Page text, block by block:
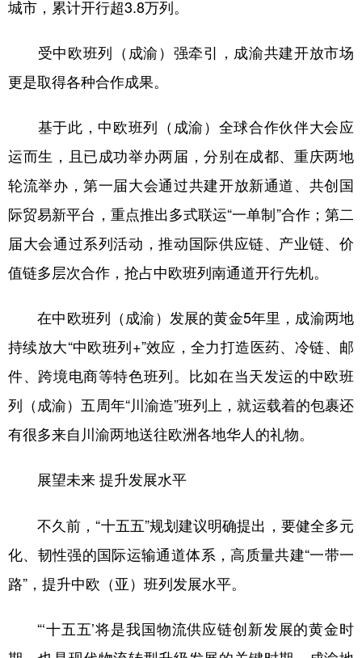
城市，累计开行超3.8万列。
受中欧班列（成渝）强牵引，成渝共建开放市场
更是取得各种合作成果。
基于此，中欧班列（成渝）全球合作伙伴大会应
运而生，且已成功举办两届，分别在成都、重庆两地
轮流举办，第一届大会通过共建开放新通道、共创国
际贸易新平台，重点推出多式联运“一单制”合作；第二
届大会通过系列活动，推动国际供应链、产业链、价
值链多层次合作，抢占中欧班列南通道开行先机。
在中欧班列（成渝）发展的黄金5年里，成渝两地
持续放大“中欧班列+”效应，全力打造医药、冷链、邮
件、跨境电商等特色班列。比如在当天发运的中欧班
列（成渝）五周年“川渝造”班列上，就运载着的包裹还
有很多来自川渝两地送往欧洲各地华人的礼物。
展望未来 提升发展水平
不久前，“十五五”规划建议明确提出，要健全多元
化、韧性强的国际运输通道体系，高质量共建“一带一
路”，提升中欧（亚）班列发展水平。
“‘十五五’将是我国物流供应链创新发展的黄金时